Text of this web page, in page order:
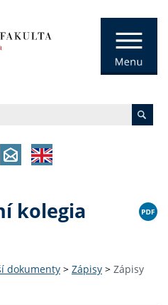
kolegia
dokumenty > Zápisy > Zápisy